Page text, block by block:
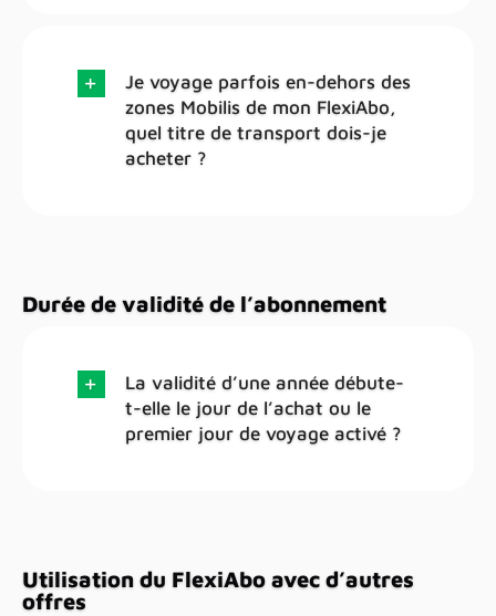
Je voyage parfois en-dehors des
zones Mobilis de mon FlexiAbo,
quel titre de transport dois-je
acheter ?
Durée de validité de l’abonnement
La validité d’une année débute-
t-elle le jour de l’achat ou le
premier jour de voyage activé ?
Utilisation du FlexiAbo avec d’autres
offres